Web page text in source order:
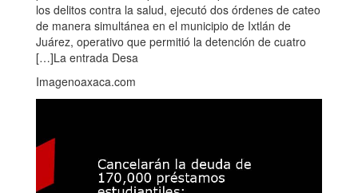
los delitos contra la salud, ejecutó dos órdenes de cateo
de manera simultánea en el municipio de Ixtlán de
Juárez, operativo que permitió la detención de cuatro
[…]La entrada Desa
Imagenoaxaca.com